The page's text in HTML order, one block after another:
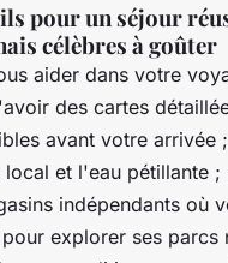
pour un séjour
célèbres à goûter
aider dans votre
des cartes
avant votre arrivée
et l'eau pétillante
indépendants où
explorer ses parcs